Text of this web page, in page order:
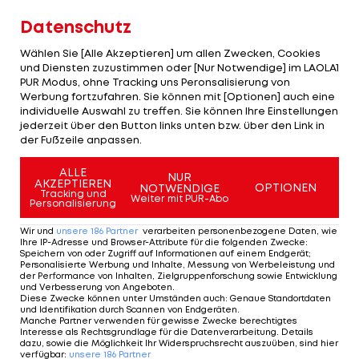
LAOLA1:
Kompensiert dieser Gesamtsieg deine
bisher verpatzte Saison?
Fuglsang:Nein, es ist keine Kompensation. Es zeigt
aber, dass ich ein gewisses Level besitze, immer
alles gebe und nie aufgebe, egal wo ich fahre und
egal wie negativ über mich im Vorfeld
geschrieben wurde. Aber es ist, wie gesagt, keine
Kompensation für einen verpassten Giro oder
eine verpasste Tour. Ich bin Rennfahrer, weil es
mir gefällt und weil ich Rennen fahren möchte.
LAOLA1:Welche Ziele hast du dir für diese Saison
noch gesetzt?
Fuglsang:Als nächstes fahre ich die Tour de
Datenschutz
Wählen Sie [Alle Akzeptieren] um allen Zwecken, Cookies
und Diensten zuzustimmen oder [Nur Notwendige] im LAOLA1
PUR Modus, ohne Tracking uns Peronsalisierung von
Werbung fortzufahren. Sie können mit [Optionen] auch eine
individuelle Auswahl zu treffen. Sie können Ihre Einstellungen
jederzeit über den Button links unten bzw. über den Link in
der Fußzeile anpassen.
ALLE
AKZEPTIEREN
Tracking und
Personalisierung
NUR
NOTWENDIGE
Weiter mit PUR-Abo
OPTIONEN
Wir und unsere 186 Partner verarbeiten personenbezogene Daten, wie
Ihre IP-Adresse und Browser-Attribute für die folgenden Zwecke:
Speichern von oder Zugriff auf Informationen auf einem Endgerät;
Personalisierte Werbung und Inhalte, Messung von Werbeleistung und
der Performance von Inhalten, Zielgruppenforschung sowie Entwicklung
und Verbesserung von Angeboten.
Diese Zwecke können unter Umständen auch: Genaue Standortdaten
und Identifikation durch Scannen von Endgeräten.
Manche Partner verwenden für gewisse Zwecke berechtigtes
Interesse als Rechtsgrundlage für die Datenverarbeitung. Details
dazu, sowie die Möglichkeit Ihr Widerspruchsrecht auszuüben, sind hier
verfügbar: unsere 186 Partner